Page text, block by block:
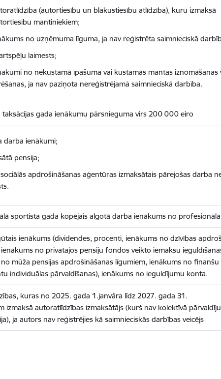
(autortiesību un blakustiesību atlīdzība), kuru izmaksā
mantiniekiem;
no uzņēmuma līguma, ja nav reģistrēta saimnieciskā
laimests;
no nekustamā īpašuma vai kustamās mantas iznomāšanas
ja nav paziņota nereģistrējamā saimnieciskā darbība.
taksācijas gada ienākumu pārsnieguma virs 200 000 eiro
darba ienākumi;
pensija;
apdrošināšanas aģentūras izmaksātais pārejošas darba
sportista gada kopējais algotā darba ienākums no
ienākums (dividendes, procenti, ienākums no dzīvības
no privātajos pensiju fondos veikto iemaksu
mūža pensijas apdrošināšanas līgumiem, ienākums no finanšu
individuālas pārvaldīšanas), ienākums no ieguldījumu konta.
kuras no 2025. gada 1.janvāra līdz 2027. gada 31.
izmaksā autoratlīdzības izmaksātājs (kurš nav kolektīvā
ja autors nav reģistrējies kā saimnieciskās darbības veicējs